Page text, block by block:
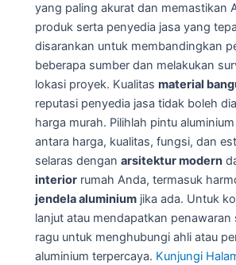
yang paling akurat dan memastikan
produk serta penyedia jasa yang
disarankan untuk membandingkan
beberapa sumber dan melakukan
lokasi proyek. Kualitas material
reputasi penyedia jasa tidak boleh
harga murah. Pilihlah pintu
antara harga, kualitas, fungsi, dan
selaras dengan arsitektur modern
interior rumah Anda, termasuk
jendela aluminium jika ada. Untuk
lanjut atau mendapatkan penawaran
ragu untuk menghubungi ahli atau
aluminium terpercaya. Kunjungi